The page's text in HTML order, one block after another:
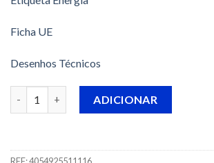
Ficha UE
Desenhos Técnicos
ADICIONAR
REF:4054925511116